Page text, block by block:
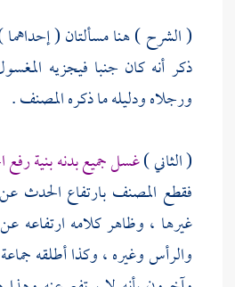
( الشرح ) هنا مسألتان (
ذكر أنه كان جنبا فيجزيه
ورجلاه ودليله ما ذكرهالمصنف.
( الثاني )غسل جميع بدنه بنية
فقطع المصنف بارتفاع الحدث
غيرها ، وظاهر كلامه ارتفاعه
والرأس وغيره ، وكذا أطلقه